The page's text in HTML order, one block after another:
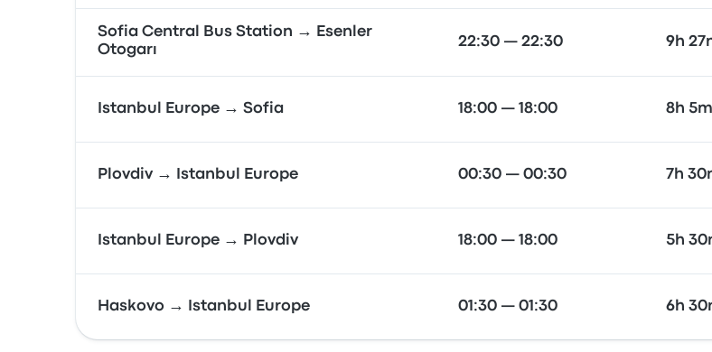
Sofia Central Bus Station → Esenler
Otogarı
22:30 — 22:30 9h
Istanbul Europe → Sofia 18:00 — 18:00 8h 5m
Plovdiv → Istanbul Europe 00:30 — 00:30 7h
Istanbul Europe → Plovdiv 18:00 — 18:00 5h
Haskovo → Istanbul Europe 01:30 — 01:30 6h